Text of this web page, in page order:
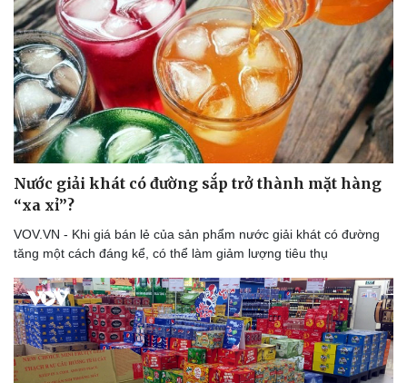
Nước giải khát có đường sắp trở thành mặt hàng
“xa xỉ”?
VOV.VN - Khi giá bán lẻ của sản phẩm nước giải khát có đường
tăng một cách đáng kể, có thể làm giảm lượng tiêu thụ